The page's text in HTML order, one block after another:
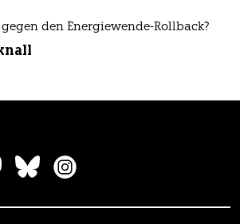
gegen den Energiewende-Rollback?